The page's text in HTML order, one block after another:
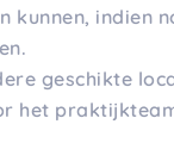
indien
geschikte
het